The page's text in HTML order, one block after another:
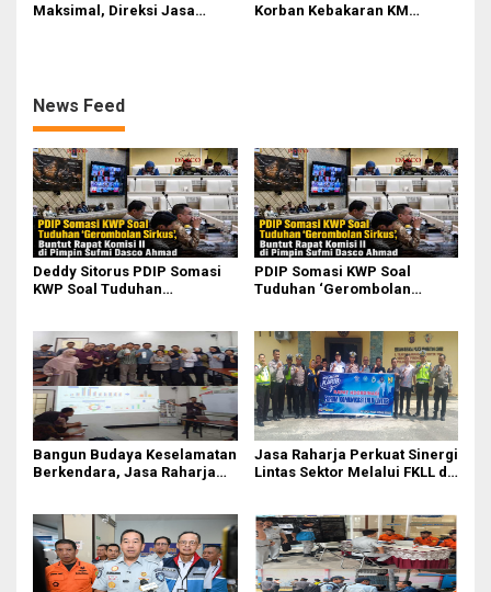
Maksimal, Direksi Jasa
Korban Kebakaran KM
News Feed
Deddy Sitorus PDIP Somasi
KWP Soal Tuduhan
Sufmi Dasco Ahmad
PDIP Somasi KWP Soal
Tuduhan ‘Gerombolan
Ahmad
Bangun Budaya Keselamatan
Berkendara, Jasa Raharja
Jasa Raharja Perkuat Sinergi
Lintas Sektor Melalui FKLL di